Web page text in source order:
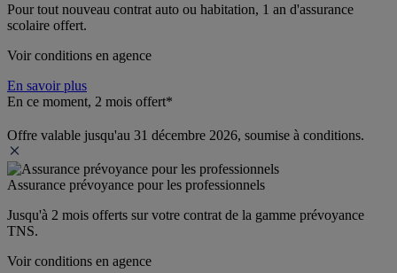
Pour tout nouveau contrat auto ou habitation, 1 an d'assurance
scolaire offert.
Voir conditions en agence
En savoir plus
En ce moment, 2 mois offert*
Offre valable jusqu'au 31 décembre 2026, soumise à conditions.
Assurance prévoyance pour les professionnels
Jusqu'à 2 mois offerts sur votre contrat de la gamme prévoyance
TNS.
Voir conditions en agence